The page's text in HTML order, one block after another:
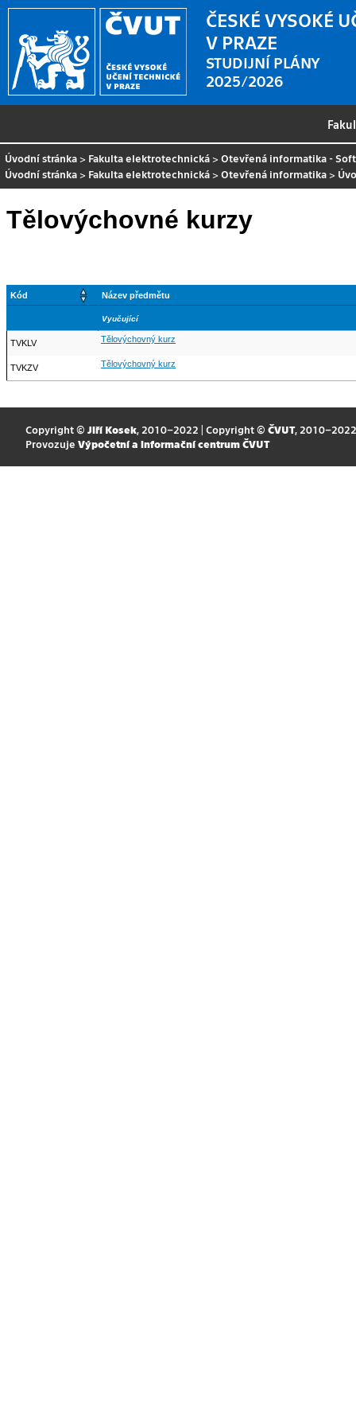
ČESKÉ VYSOKÉ
V PRAZE
STUDIJNÍ PLÁNY
2025/2026
Úvodní stránka > Fakulta elektrotechnická >Otevřená informatika -
Úvodní stránka > Fakulta elektrotechnická >Otevřená informatika >
Tělovýchovné kurzy
Kód Název předmětu
Vyučující
TVKLV Tělovýchovný kurz
TVKZV Tělovýchovný kurz
Copyright © Jiří Kosek, 2010–2022 | Copyright © ČVUT, 2010–2022
Provozuje Výpočetní a informační centrum ČVUT